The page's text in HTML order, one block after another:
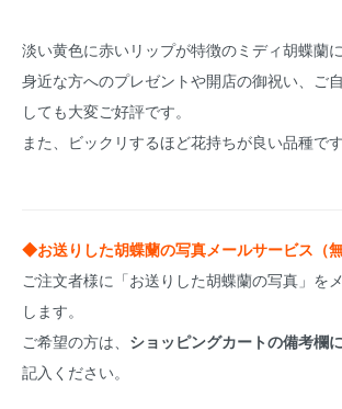
淡い黄色に赤いリップが特徴のミディ胡蝶蘭に
身近な方へのプレゼントや開店の御祝い、ご
しても大変ご好評です。
また、ビックリするほど花持ちが良い品種です
◆お送りした胡蝶蘭の写真メールサービス（無
ご注文者様に「お送りした胡蝶蘭の写真」を
します。
ご希望の方は、 ショッピングカートの備考欄
記入ください。